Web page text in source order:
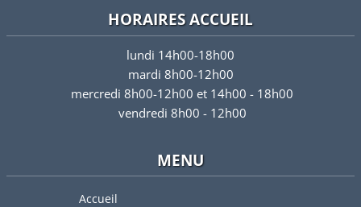
HORAIRES ACCUEIL
lundi 14h00-18h00
mardi 8h00-12h00
mercredi 8h00-12h00 et 14h00 - 18h00
vendredi 8h00 - 12h00
MENU
Accueil